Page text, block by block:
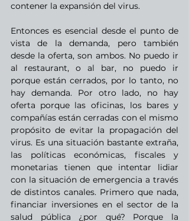
contener la expansión del virus.
Entonces es esencial desde el punto de
vista de la demanda, pero también
desde la oferta, son ambos. No puedo ir
al restaurant, o al bar, no puedo ir
porque están cerrados, por lo tanto, no
hay demanda. Por otro lado, no hay
oferta porque las oficinas, los bares y
compañías están cerradas con el mismo
propósito de evitar la propagación del
virus. Es una situación bastante extraña,
las políticas económicas, fiscales y
monetarias tienen que intentar lidiar
con la situación de emergencia a través
de distintos canales. Primero que nada,
financiar inversiones en el sector de la
salud pública ¿por qué? Porque la